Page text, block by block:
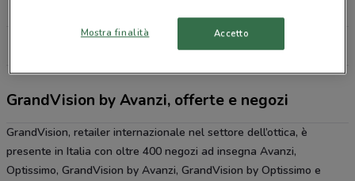
Tutti i negozi GrandVision by Avanzi
GrandVision by Avanzi, offerte e negozi
GrandVision, retailer internazionale nel settore dell’ottica, è
presente in Italia con oltre 400 negozi ad insegna Avanzi,
Optissimo, GrandVision by Avanzi, GrandVision by Optissimo e
Mostra finalità Accetto